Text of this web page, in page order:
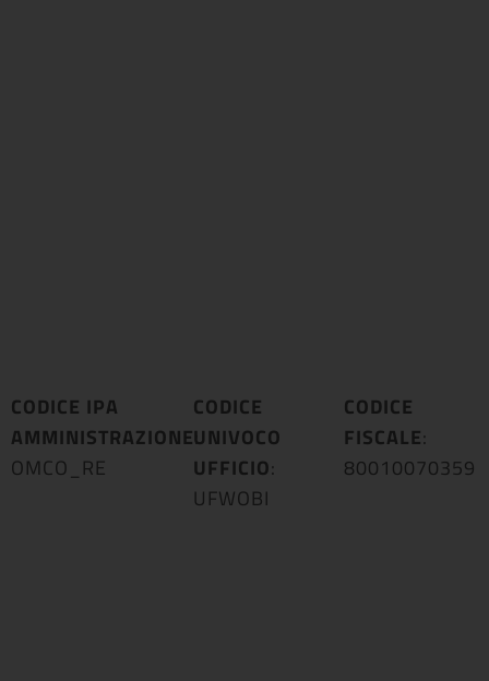
CODICE IPA
AMMINISTRAZIONE:
OMCO_RE
CODICE
UNIVOCO
UFFICIO:
UFWOBI
CODICE
FISCALE:
80010070359